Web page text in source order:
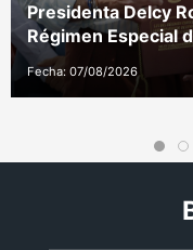
Presidenta Delcy
Régimen Especial
Fecha: 07/08/2026